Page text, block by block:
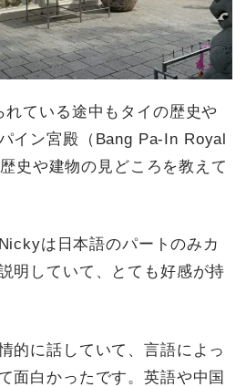
れている途中もタイの歴史や
イン宮殿（Bang Pa-In Royal
史や建物の見どころを教えて
は日本語のパートのみカ
明していて、とても好感が持
的に話していて、言語によっ
面白かったです。英語や中国